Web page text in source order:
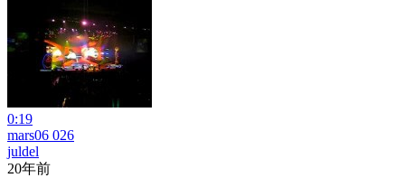
0:19
mars06 026
juldel
20年前